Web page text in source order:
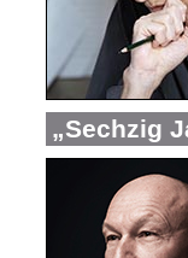
„Sechzig